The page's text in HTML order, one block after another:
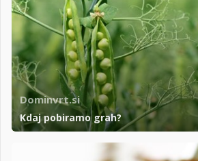
Dominvrt.si
Kdaj pobiramo grah?